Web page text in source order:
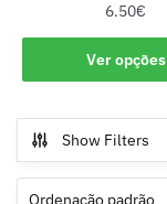
6.50€
Ver opções
Show Filters